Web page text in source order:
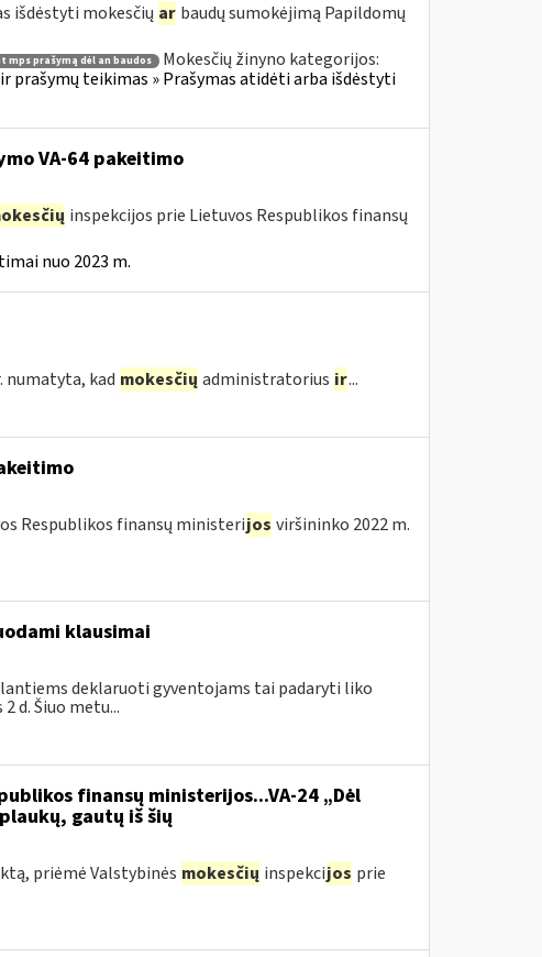
išdėstyti mokesčių ar baudų sumokėjimą Papildomų
prašymą dėl an baudos
Mokesčių žinyno kategorijos:
prašymų teikimas » Prašymas atidėti arba išdėstyti
VA-64 pakeitimo
inspekcijos prie Lietuvos Respublikos finansų
nuo 2023 m.
kad mokesčių administratorius ir...
Respublikos finansų ministerijos viršininko 2022 m.
klausimai
deklaruoti gyventojams tai padaryti liko
d. Šiuo metu...
finansų ministerijos...VA-24 „Dėl
gautų iš šių
priėmė Valstybinės mokesčių inspekcijos prie